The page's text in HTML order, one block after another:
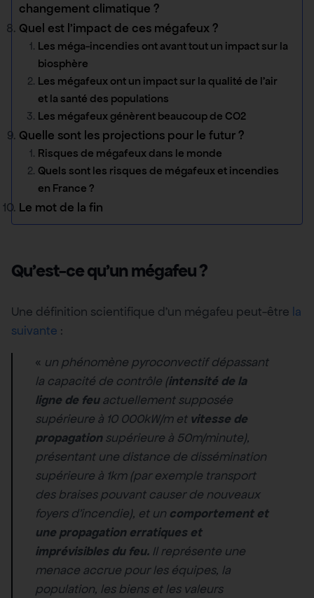
changement climatique ?
Quel est l’impact de ces mégafeux ?
Les méga-incendies ont avant tout un impact sur la
biosphère
Les mégafeux ont un impact sur la qualité de l’air
et la santé des populations
Les mégafeux génèrent beaucoup de CO2
Quelle sont les projections pour le futur ?
Risques de mégafeux dans le monde
Quels sont les risques de mégafeux et incendies
en France ?
Le mot de la fin
Qu’est-ce qu’un mégafeu ?
Une définition scientifique d’un mégafeu peut-être la
suivante :
« un phénomène pyroconvectif dépassant
la capacité de contrôle (intensité de la
ligne de feuactuellement supposée
supérieure à 10 000kW/m et vitesse de
propagationsupérieure à 50m/minute),
présentant une distance de dissémination
supérieure à 1km (par exemple transport
des braises pouvant causer de nouveaux
foyers d’incendie), et un comportement et
une propagation erratiques et
imprévisibles du feu. Il représente une
menace accrue pour les équipes, la
population, les biens et les valeurs